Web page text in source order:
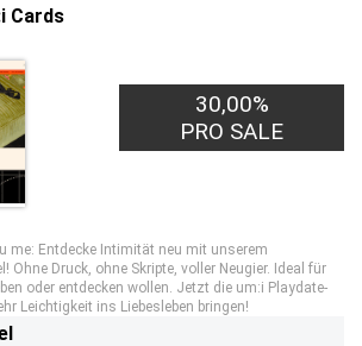
Cards
30,00%
PRO SALE
me: Entdecke Intimität neu mit unserem
Ohne Druck, ohne Skripte, voller Neugier. Ideal für
oder entdecken wollen. Jetzt die um:i Playdate-
Leichtigkeit ins Liebesleben bringen!